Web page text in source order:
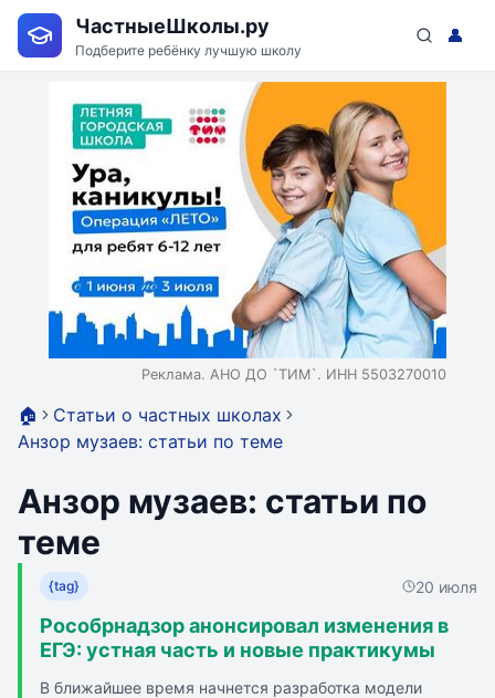
ЧастныеШколы.ру
Подберите ребёнку лучшую школу
👤
Реклама. АНО ДО `ТИМ`. ИНН 5503270010
🏠
Статьи о частных школах
Анзор музаев: статьи по теме
Анзор музаев: статьи по
теме
{tag} 20 июля
Рособрнадзор анонсировал изменения в
ЕГЭ: устная часть и новые практикумы
В ближайшее время начнется разработка модели